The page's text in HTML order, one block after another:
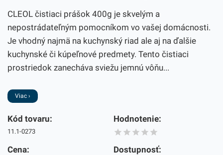
CLEOL čistiaci prášok 400g je skvelým a
nepostrádateľným pomocníkom vo vašej domácnosti.
Je vhodný najmä na kuchynský riad ale aj na ďalšie
kuchynské či kúpeľnové predmety. Tento čistiaci
prostriedok zanecháva sviežu jemnú vôňu...
Viac ›
Kód tovaru:
11.1-0273
Hodnotenie:
Cena: Dostupnosť: